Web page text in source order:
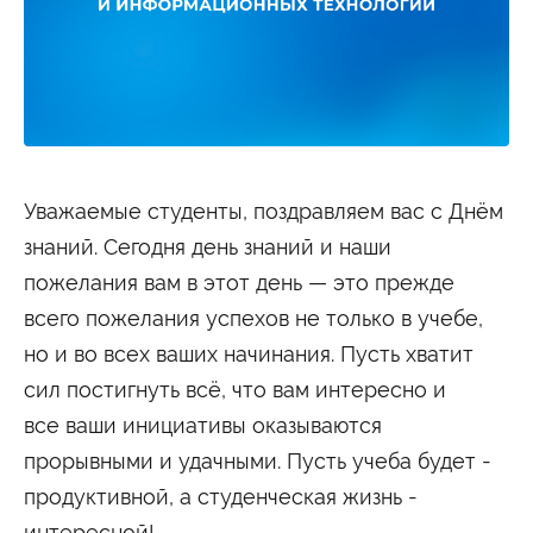
Новости и Объявления
Фотогалерея
Второе высшее
Формы обучения
Очная форма обучения
Очно-заочная форма обучения
Заочная форма обучения
Мероприятия
Дни открытых дверей
Выездные студенческие мероприятия
Уважаемые студенты, поздравляем вас с Днём
знаний. Сегодня день знаний и наши
пожелания вам в этот день — это прежде
всего пожелания успехов не только в учебе,
но и во всех ваших начинания. Пусть хватит
сил постигнуть всё, что вам интересно и
все ваши инициативы оказываются
прорывными и удачными. Пусть учеба будет -
продуктивной, а студенческая жизнь -